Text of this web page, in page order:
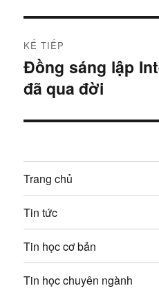
u
h
ư
g
b
à
i
v
t
r
ư
ớ
c
:
KẾ TIẾP
B
à
t
ế
p
Đồng sáng lập
đã qua đời
Trang chủ
Tin tức
Tin học cơ bản
Tin học chuyên ngành